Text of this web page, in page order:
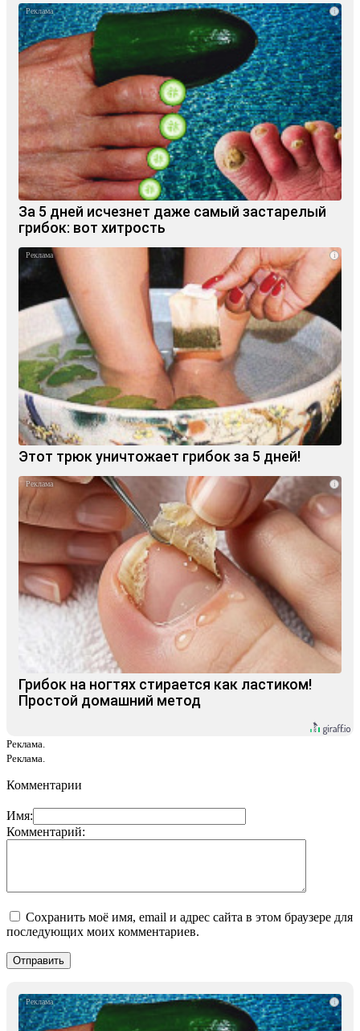
i
За 5 дней исчезнет даже самый застарелый
грибок: вот хитрость
i
Этот трюк уничтожает грибок за 5 дней!
i
Грибок на ногтях стирается как ластиком!
Простой домашний метод
Реклама.
Реклама.
Комментарии
Имя:
Комментарий:
Сохранить моё имя, email и адрес сайта в этом браузере для
последующих моих комментариев.
i